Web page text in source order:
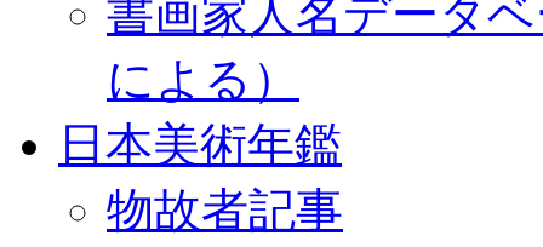
書画家人名データ
による）
日本美術年鑑
物故者記事